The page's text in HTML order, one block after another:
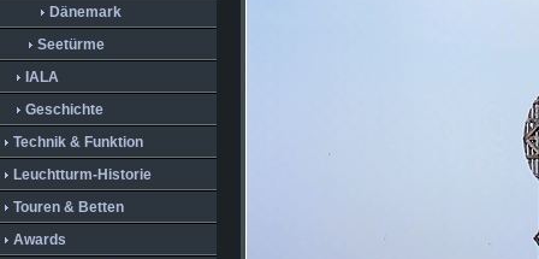
Dänemark
Seetürme
IALA
Geschichte
Technik & Funktion
Leuchtturm-Historie
Touren & Betten
Awards